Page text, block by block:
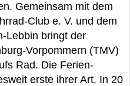
Gemeinsam mit dem
Club e. V. und dem
Lebbin bringt der
Vorpommern (TMV)
Rad. Die Ferien-
erste ihrer Art. In 20